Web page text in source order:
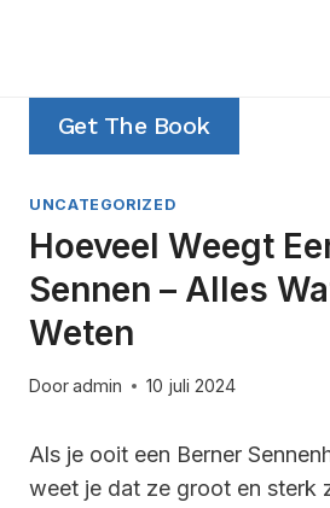
Get The Book
UNCATEGORIZED
Hoeveel Weegt
Sennen – Alles
Weten
Dooradmin 10 juli 2024
Als je ooit een Berner
weet je dat ze groot en sterk